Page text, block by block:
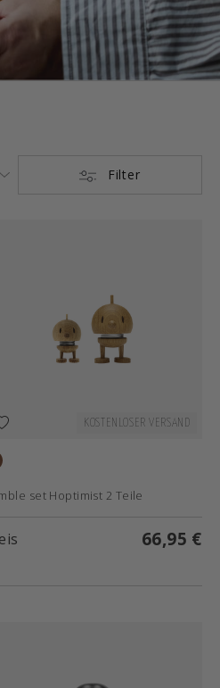
Filter
KOSTENLOSER VERSAND
set Hoptimist 2 Teile
66,95 €